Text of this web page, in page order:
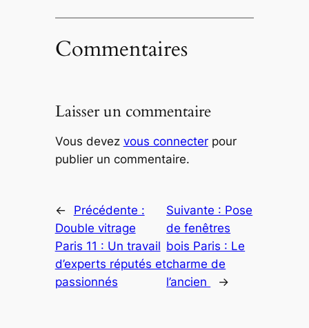
Commentaires
Laisser un commentaire
Vous devez vous connecterpour
publier un commentaire.
←
Précédente :
Double vitrage
Paris 11 : Un travail
d’experts réputés et
passionnés
Suivante : Pose
de fenêtres
bois Paris : Le
charme de
l’ancien
→